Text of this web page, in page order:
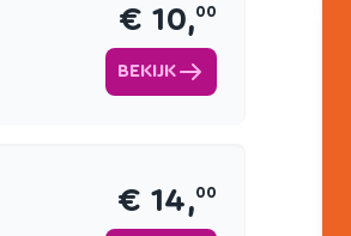
€ 10,00
BEKIJK
€ 14,00